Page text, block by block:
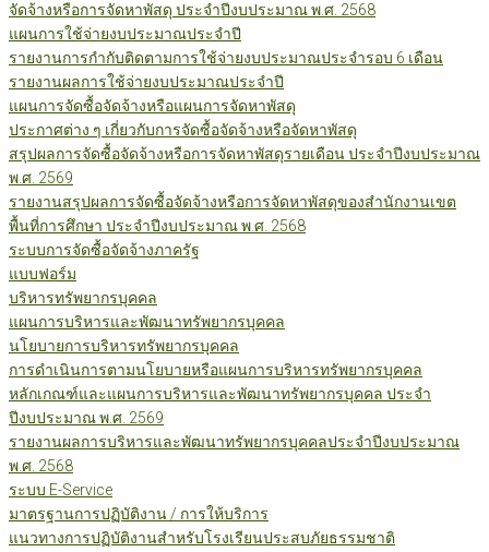
จัดจ้างหรือการจัดหาพัสดุ ประจำปีงบประมาณ พ.ศ. 2568
แผนการใช้จ่ายงบประมาณประจำปี
รายงานการกำกับติดตามการใช้จ่ายงบประมาณประจำรอบ 6 เดือน
รายงานผลการใช้จ่ายงบประมาณประจำปี
แผนการจัดซื้อจัดจ้างหรือแผนการจัดหาพัสดุ
ประกาศต่าง ๆ เกี่ยวกับการจัดซื้อจัดจ้างหรือจัดหาพัสดุ
สรุปผลการจัดซื้อจัดจ้างหรือการจัดหาพัสดุรายเดือน ประจำปีงบประมาณ
พ.ศ. 2569
รายงานสรุปผลการจัดซื้อจัดจ้างหรือการจัดหาพัสดุของสำนักงานเขต
พื้นที่การศึกษา ประจำปีงบประมาณ พ.ศ. 2568
ระบบการจัดซื้อจัดจ้างภาครัฐ
แบบฟอร์ม
บริหารทรัพยากรบุคคล
แผนการบริหารและพัฒนาทรัพยากรบุคคล
นโยบายการบริหารทรัพยากรบุคคล
การดำเนินการตามนโยบายหรือแผนการบริหารทรัพยากรบุคคล
หลักเกณฑ์และแผนการบริหารและพัฒนาทรัพยากรบุคคล ประจำ
ปีงบประมาณ พ.ศ. 2569
รายงานผลการบริหารและพัฒนาทรัพยากรบุคคลประจำปีงบประมาณ
พ.ศ. 2568
ระบบ E-Service
มาตรฐานการปฏิบัติงาน / การให้บริการ
แนวทางการปฏิบัติงานสำหรับโรงเรียนประสบภัยธรรมชาติ